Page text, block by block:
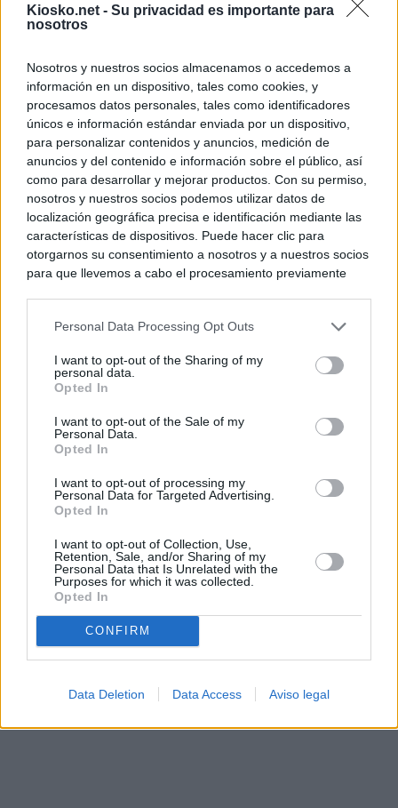
Kiosko.net - Su privacidad es importante para
nosotros
Nosotros y nuestros socios almacenamos o accedemos a
información en un dispositivo, tales como cookies, y
procesamos datos personales, tales como identificadores
únicos e información estándar enviada por un dispositivo,
para personalizar contenidos y anuncios, medición de
anuncios y del contenido e información sobre el público, así
como para desarrollar y mejorar productos. Con su permiso,
nosotros y nuestros socios podemos utilizar datos de
localización geográfica precisa e identificación mediante las
características de dispositivos. Puede hacer clic para
otorgarnos su consentimiento a nosotros y a nuestros socios
para que llevemos a cabo el procesamiento previamente
negar su consentimiento. Tenga en cuenta que algún
de su consentimiento, pero usted tiene el derecho de
rechazar tal procesamiento. Sus preferencias se aplicarán
cualquier momento entrando de nuevo en este sitio web o
visitando nuestra política de privacidad.
Personal Data Processing Opt Outs
I want to opt-out of the Sharing of my
personal data.
Opted In
I want to opt-out of the Sale of my
Personal Data.
Opted In
I want to opt-out of processing my
Personal Data for Targeted Advertising.
Opted In
I want to opt-out of Collection, Use,
Retention, Sale, and/or Sharing of my
Personal Data that Is Unrelated with the
Purposes for which it was collected.
Opted In
CONFIRM
Data Deletion Data Access Aviso legal
El Gobierno
Privacidad y Cookies